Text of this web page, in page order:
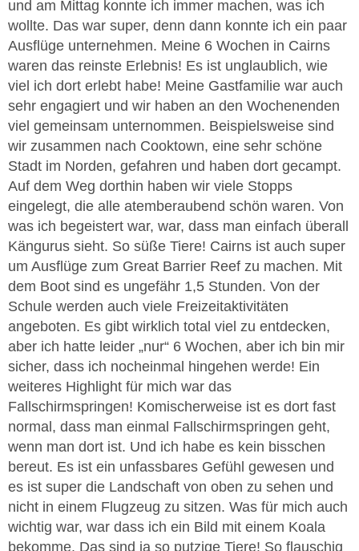
und am Mittag konnte ich immer machen, was ich
wollte. Das war super, denn dann konnte ich ein paar
Ausflüge unternehmen. Meine 6 Wochen in Cairns
waren das reinste Erlebnis! Es ist unglaublich, wie
viel ich dort erlebt habe! Meine Gastfamilie war auch
sehr engagiert und wir haben an den Wochenenden
viel gemeinsam unternommen. Beispielsweise sind
wir zusammen nach Cooktown, eine sehr schöne
Stadt im Norden, gefahren und haben dort gecampt.
Auf dem Weg dorthin haben wir viele Stopps
eingelegt, die alle atemberaubend schön waren. Von
was ich begeistert war, war, dass man einfach überall
Kängurus sieht. So süße Tiere! Cairns ist auch super
um Ausflüge zum Great Barrier Reef zu machen. Mit
dem Boot sind es ungefähr 1,5 Stunden. Von der
Schule werden auch viele Freizeitaktivitäten
angeboten. Es gibt wirklich total viel zu entdecken,
aber ich hatte leider „nur“ 6 Wochen, aber ich bin mir
sicher, dass ich nocheinmal hingehen werde! Ein
weiteres Highlight für mich war das
Fallschirmspringen! Komischerweise ist es dort fast
normal, dass man einmal Fallschirmspringen geht,
wenn man dort ist. Und ich habe es kein bisschen
bereut. Es ist ein unfassbares Gefühl gewesen und
es ist super die Landschaft von oben zu sehen und
nicht in einem Flugzeug zu sitzen. Was für mich auch
wichtig war, war dass ich ein Bild mit einem Koala
bekomme. Das sind ja so putzige Tiere! So flauschig